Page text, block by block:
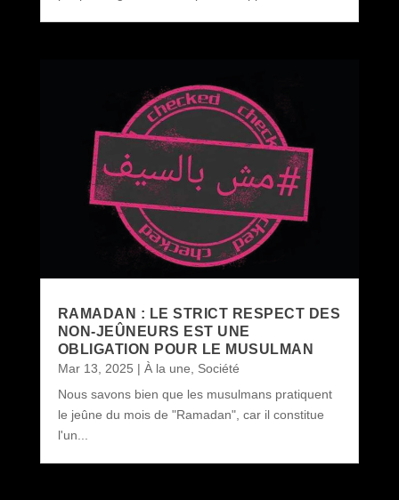
RAMADAN : LE STRICT RESPECT DES
NON-JEÛNEURS EST UNE
OBLIGATION POUR LE MUSULMAN
Mar 13, 2025 | À la une, Société
Nous savons bien que les musulmans pratiquent
le jeûne du mois de "Ramadan", car il constitue
l'un...